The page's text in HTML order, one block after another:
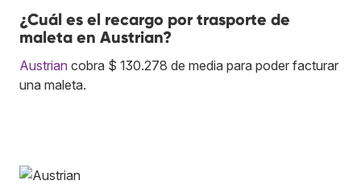
¿Cuál es el recargo por trasporte de
maleta en Austrian?
Austrian cobra $ 130.278 de media para poder facturar
una maleta.